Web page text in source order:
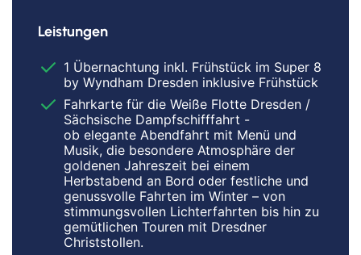
Leistungen
1 Übernachtung inkl. Frühstück im Super 8
by Wyndham Dresden inklusive Frühstück
Fahrkarte für die Weiße Flotte Dresden /
Sächsische Dampfschifffahrt -
ob elegante Abendfahrt mit Menü und
Musik, die besondere Atmosphäre der
goldenen Jahreszeit bei einem
Herbstabend an Bord oder festliche und
genussvolle Fahrten im Winter – von
stimmungsvollen Lichterfahrten bis hin zu
gemütlichen Touren mit Dresdner
Christstollen.